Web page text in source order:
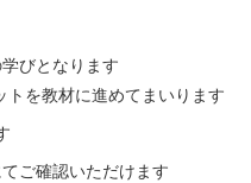
びとなります
を教材に進めてまいります
ご確認いただけます